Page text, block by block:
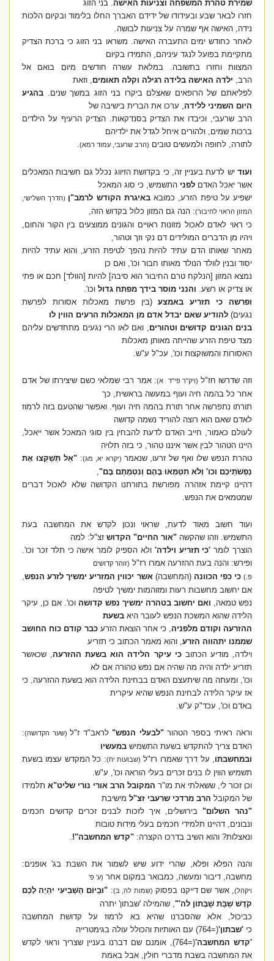
שמירת טהרת המשפחה וצניעות האישה. בני הזוג
חזרו לבאר שבע ובעידודו של ידידם האברך החלו בלימוד ובקיום הלכות
נידה, האישה אף שמרה על צניעות לבושה.
לאחר כחודש ימים התעברה האישה. משראו בני הזוג כי ברכת הצדיק
מתקיימת בפועל לנגד עיניהם, התמידו בקיום
המצוות וחזרו בתשובה. במלאת עשרה חודשים מיום בואם אל
הרב,ילדה האישה בלידה רגילה וקלה תאומים, וזאת
לפליאתם של הרופאים שאצלם ביקרו בני הזוג במשך שנים.בהגיע
היום השמיני ללידה, ערכו את הברית בישיבה של
הרב שרעבי, וכיבדו את הצדיק בסנדקאות. הצדיק הרעיף על הילדים
ברכות שמים, ולהורים איחל לגדל את ילדיהם
לתורה, לחופה ולמעשים טובים(הרב שרעבי, עמוד רמא).
ועודיש לדעת בעניין זה, כי בקדושת הזיווג נכלל גם חשיבות המאכלים
אשר יאכל האדםלפניהתשמיש, כי סוג המאכל
ישפיע על טיפת הזרע, כמובאבאיגרת הקודש לרמב"ן (הדרך השלישי,
המזון הראוי לחיבור): הנה גם המזון כלול בקדוש הזה,
כי ראוי לאדם לאכול מזונות ראויים והגונים ממוצעים בין הקור והחום,
ויהיו מן הדברים המולידים דם נקי וזך וטהור,
מאחר שאותו הדם עתיד להיות נהפך לטיפת הזרע, והוא עתיד להיות
יסוד ובנין לוולד הנולד מאותו חבור וכו', ואם כן
נמצא המזון[הנלקח טרם החיבור הוא סיבה]להיות[הוולד]חכם או פתי
או צדיק או רשע.והנני מוסר בידך מפתח גדולוכו'.
ופרשה כי תזריע באמצע
(בין פרשת מאכלות אסורות לפרשת
נגעים) להודיע שאם יבדל אדם מן המאכלות הרעים הווין לו
בנים הגונים קדושים וטהורים, ואם לאו הרי נגעים מתחדשים עליהם
מצד טיפת הזרע שהייתה מאותן מאכלות
האסורות והמשוקצות וכו', עכ"ל ע"ש.
וזה שדרשו חז"ל(ויק"ר פי"ד א)
: אמר רבי שמלאי כשם שיצירתו של אדם
אחר כל בהמה חיה ועוף במעשה בראשית, כך
תורתו נתפרשה אחר תורת בהמה חיה ועוף. ואפשר שהטעם בזה לרמוז
לאדם שאם הוא רוצה להוריד נשמה קדושה
לעולם כאמור, חייב האדם לדעת להבחין בין סוגי המאכל אשר ייאכל,
היינו הטהור לבין אשר איננו טהור, כי בזה תלויה
טהרת הנפש שלו ואף של זרעו, שנאמר(יקרא יא, מג):"אַל תְּשַׁקְּצוּ אֶת
נַפְשֹׁתֵיכֶם וכו' וְלֹא תִטַּמְּאוּ בָּהֶם וְנִטְמֵתֶם בָּם",
דהיינו קיימת אזהרה מפורשת בתורתנו הקדושה שלא לאכול דברים
שמטמאים את הנפש.
ועוד חשוב מאוד לדעת, שראוי ונכון לקדש את המחשבה בעת
התשמיש. וזהו שהקשה"אור החיים" הקדושזצ"ל: למה
הוצרך לומר'כי תזריע וילדה'ולא הספיק לומר אישה כי תלד זכר וכו'.
ופירש: והנה בעת ההזרעה אמרו רז"ל(זוהר קדושים
כי כפי הכוונה(המחשבה)אשר יכווין המזריע ימשיך לזרע הנפש,
אם יחשוב מחשבות רעות ומזוהמות ימשיך לטיפה
נפש טמאה,ואם יחשוב בטהרה ימשיך נפש קדושהוכו'. אם כן, עיקר
הלידה שהוא המשכת הנפש לעובר היאבשעת
ההזרעה וקודם מלפניה, כי אחר הוצאת הזרעכבר קודם כוח החושב
שממנו יתהווה הזרע, והוא מאמר הכתוב כי תזריע
וילדה, מודיע הכתובכי עיקר הלידה הוא בשעת ההזרעה, שכאשר
תזריע ילדה והיה מה שהיה אם נפש טהורה אם לא
וכו', ומעתה מה שיתעצם האדם בבחינת הלידה הוא בשעת ההזרעה, כי
אז עיקר הלידה לבחינת הנפש שהיא עיקרית
באדם וכו', עכד"ק ע"ש.
וראֹה ראיתי בספר הטהור"לבעלי הנפש"לראב"ד ז"ל(שער הקדושה):
האדם צריך להתקדש בשעת התשמישבמעשיו
ובמחשבתו, על דרך שאמרו רז"ל(שבועות יח) : כל המקדש עצמו בשעת
תשמיש הווין לו בנים זכרים בעלי הוראה וכו', ע"ש.
וכן זכור לי, ששאלתי את מו"רהמקובל הרב אורי נורי שליט"אתלמידו
של המקובלהרב מרדכי שרעבי זצ"למישיבת
"נהר השלום"בירושלים, איך לזכות לבנים זכרים קדושים חכמים
ונבונים, דהיינו תלמידי חכמים בעלי מידות טובות
ונאצלות? והוא השיב בדרכו הקצרה:"קדש המחשבה"!.
והנה הפלא ופלא, שהרי ידוע שיש לשמור את השבת בג' אופנים:
מחשבה, דיבור ומעשה, כמבואר במקום אחר(ע' פ'
ויקהל),אשר שם דייקנו בפסוק (שמות לה, ב) :"וּבַיּוֹם הַשְּׁבִיעִי יִהְיֶה לָכֶם
קֹדֶשׁ שַׁבַּת שַׁבָּתוֹן לה'", שהמילה 'שבתון' יתרה
כביכול, אלא שהסברנו שהיא בא לרמוז על קדושת המחשבה
'שבתון'(=764)
עם האותיות והכולל עולה בגימטרייה
'קדש המחשבה'(=764),
אומנם שם דברנו בעניין שצריך וראוי לקדש
את המחשבה בשבת מדברי חולין, אבל באמת